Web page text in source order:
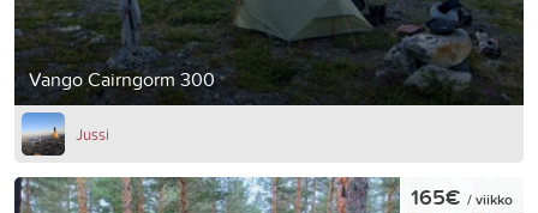
Vango Cairngorm 300
Jussi
165€ / viikko